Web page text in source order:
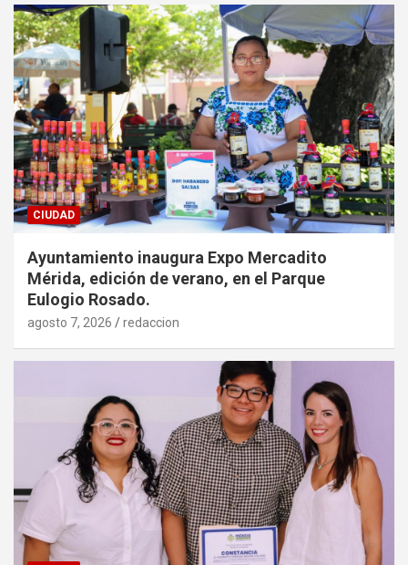
CIUDAD
Ayuntamiento inaugura Expo Mercadito
Mérida, edición de verano, en el Parque
Eulogio Rosado.
agosto 7, 2026 redaccion